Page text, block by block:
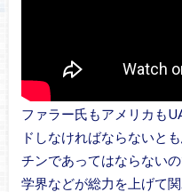
ファラー氏もアメリカも
ドしなければならないと
チンであってはならない
学界などが総力を上げて